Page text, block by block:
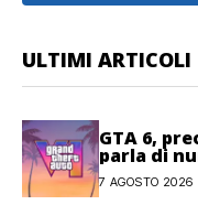
ULTIMI ARTICOLI
GTA 6,
parla di
7 AGOSTO 2026